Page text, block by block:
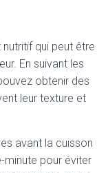
qui peut être
En suivant les
obtenir des
leur texture et
avant la cuisson
minute pour éviter